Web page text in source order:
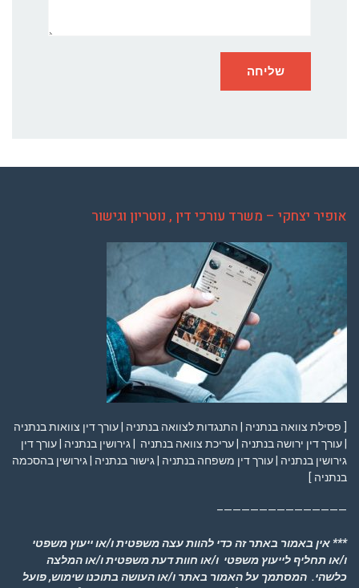
אופיר יצחקי – משרד עורכי דין , נוטריון וגישור
[ פסילת צוואה בנתניה | התנגדות לצוואה בנתניה | עורך דין צוואות בנתניה
| עורך דין ירושה בנתניה | עריכת צוואה בנתניה | גירושין בנתניה | עורך דין
גירושין בנתניה | עורך דין משפחה בנתניה | גישור בנתניה | גירושין בהסכמה
בנתניה ]
——————————————–
*** אין באמור באתר זה כדי להוות עצה משפטית ו/או ייעוץ משפטי
ו/או תחליף לייעוץ משפטי ו/או חוות דעת משפטית ו/או המלצה
כלשהי. המסתמך על האמור באתר ו/או העושה בתוכנו שימוש, פועל